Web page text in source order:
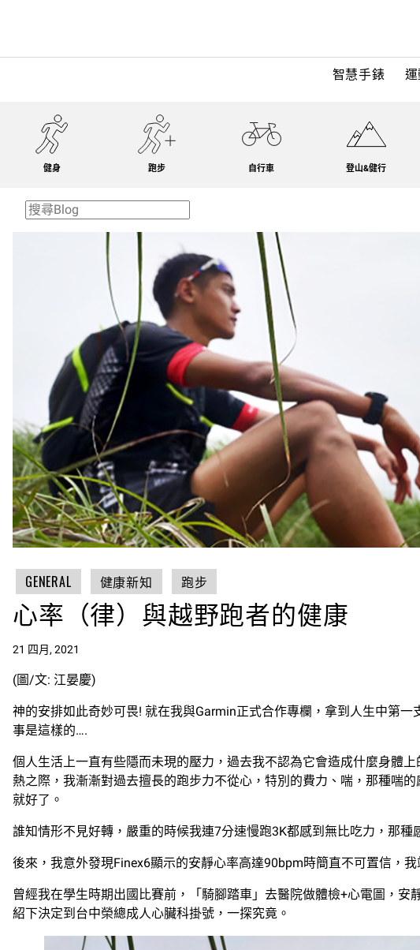
智慧手錶
健身 跑步 自行車 登山&健行
GENERAL 健康新知 跑步
心率（律）與越野跑者的健康
21 四月, 2021
(圖/文: 江晏慶)
神的安排如此奇妙可畏! 就在我與Garmin正式合作專欄，拿到人生中第
事是這樣的….
個人生活上一直有些隱而未現的壓力，過去我不認為它會造成什麼身體
熱之際，我漸漸對過去擅長的跑步力不從心，特別的費力、喘，那種喘
就好了。
誰知情形不見好轉，嚴重的時候我連7分速慢跑3K都感到無比吃力，那種
後來，我意外發現Finex6顯示的安靜心率高達90bpm時簡直不可置信，
曾經我在學生時期出國比賽前，「騎腳踏車」去醫院做體檢+心電圖，
紹下決定到台中榮總成人心臟科掛號，一探究竟。